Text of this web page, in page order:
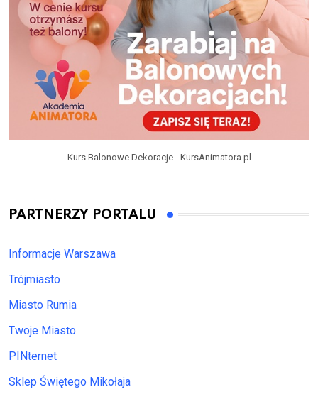
Kurs Balonowe Dekoracje - KursAnimatora.pl
PARTNERZY PORTALU
Informacje Warszawa
Trójmiasto
Miasto Rumia
Twoje Miasto
PINternet
Sklep Świętego Mikołaja